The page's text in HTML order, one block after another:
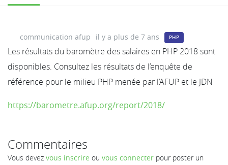
communication afup il y a plus de 7 ans PHP
Les résultats du baromètre des salaires en PHP 2018 sont
disponibles. Consultez les résultats de l’enquête de
référence pour le milieu PHP menée par l’AFUP et le JDN
https://barometre.afup.org/report/2018/
Commentaires
Vous devez vous inscrire ou vous connecter pour poster un